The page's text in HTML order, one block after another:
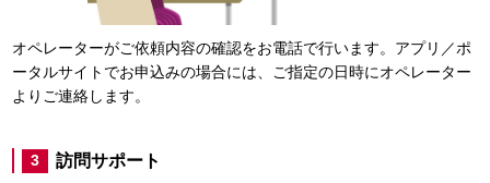
オペレーターがご依頼内容の確認をお電話で行います。アプリ／ポ
ータルサイトでお申込みの場合には、ご指定の日時にオペレーター
よりご連絡します。
3 訪問サポート